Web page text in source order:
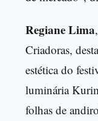
Regiane Lima
Criadoras,
estética do
luminária
folhas de